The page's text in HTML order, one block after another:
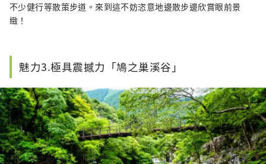
不少健行等散策步道。來到這不妨恣意地邊散步邊欣賞眼前景
緻！
魅力3.極具震撼力「鳩之巢溪谷」